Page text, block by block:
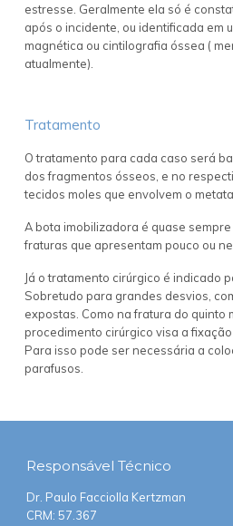
estresse. Geralmente ela só é
após o incidente, ou identificada em
magnética ou cintilografia óssea (
atualmente).
Tratamento
O tratamento para cada caso será
dos fragmentos ósseos, e no
tecidos moles que envolvem o
A bota imobilizadora é quase
fraturas que apresentam pouco ou
Já o tratamento cirúrgico é indicado
Sobretudo para grandes desvios,
expostas. Como na fratura do quinto
procedimento cirúrgico visa a
Para isso pode ser necessária a
parafusos.
Responsável Técnico
Dr. Paulo Facciolla Kertzman
CRM: 57.367